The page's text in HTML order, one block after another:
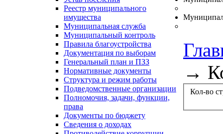
Реестр муниципального
имущества
Муниципальная служба
Муниципальный контроль
Правила благоустройства
Документация по выборам
Генеральный план и ПЗЗ
Нормативные документы
Структура и режим работы
Подведомственные организации
Полномочия, задачи, функции,
права
Документы по бюджету
Сведения о доходах
→
Кол-во